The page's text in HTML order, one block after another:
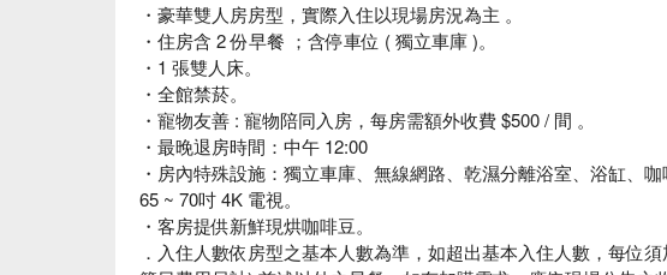
・豪華雙人房房型，實際入住以現場房況為主 。
・住房含 2 份早餐 ；含停車位 ( 獨立車庫 )。
・1 張雙人床。
・全館禁菸。
・寵物友善 : 寵物陪同入房，每房需額外收費 $500 / 間 。
・最晚退房時間：中午 12:00
・房內特殊設施：獨立車庫、無線網路、乾濕分離浴室、浴缸、咖
65 ~ 70吋 4K 電視。
・客房提供新鮮現烘咖啡豆。
．入住人數依房型之基本人數為準，如超出基本入住人數，每位